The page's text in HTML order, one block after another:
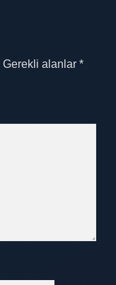
Gerekli alanlar *